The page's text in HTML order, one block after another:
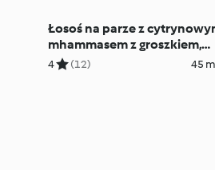
Łosoś na parze z
mhammasem z groszkiem,
grzybami leśnymi i
4 (12) 45